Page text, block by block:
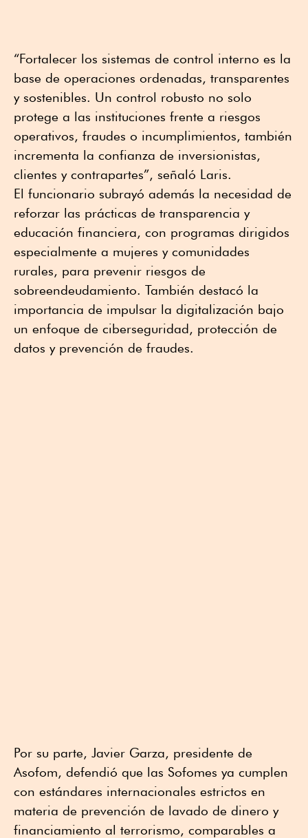
“Fortalecer los sistemas de control interno es la
base de operaciones ordenadas, transparentes
y sostenibles. Un control robusto no solo
protege a las instituciones frente a riesgos
operativos, fraudes o incumplimientos, también
incrementa la confianza de inversionistas,
clientes y contrapartes”, señaló Laris.
El funcionario subrayó además la necesidad de
reforzar las prácticas de transparencia y
educación financiera, con programas dirigidos
especialmente a mujeres y comunidades
rurales, para prevenir riesgos de
sobreendeudamiento. También destacó la
importancia de impulsar la digitalización bajo
un enfoque de ciberseguridad, protección de
datos y prevención de fraudes.
Por su parte, Javier Garza, presidente de
Asofom, defendió que las Sofomes ya cumplen
con estándares internacionales estrictos en
materia de prevención de lavado de dinero y
financiamiento al terrorismo, comparables a